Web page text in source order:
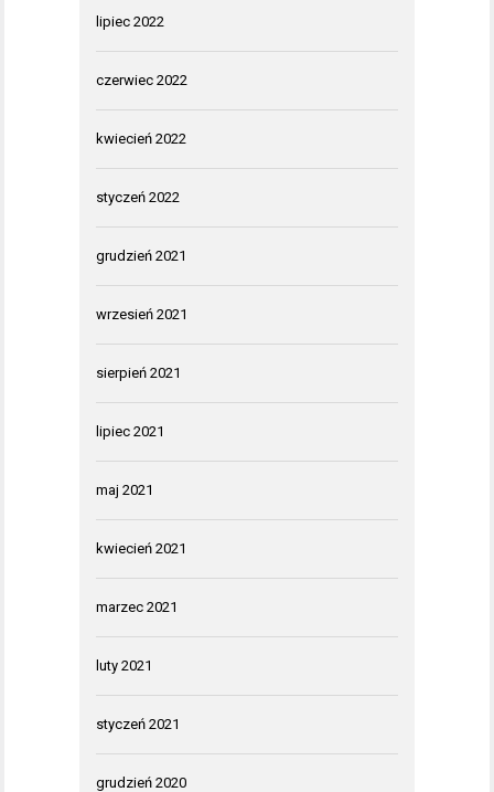
lipiec 2022
czerwiec 2022
kwiecień 2022
styczeń 2022
grudzień 2021
wrzesień 2021
sierpień 2021
lipiec 2021
maj 2021
kwiecień 2021
marzec 2021
luty 2021
styczeń 2021
grudzień 2020